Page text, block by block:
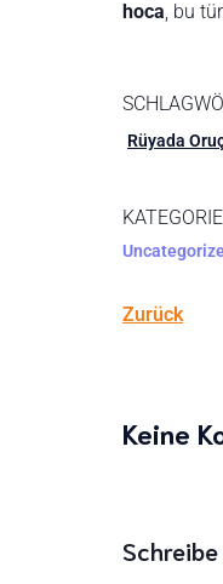
hoca , bu
Rüyada
Zurück
Keine